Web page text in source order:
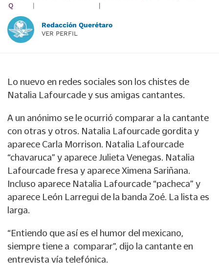
Q
|
|
Redacción Querétaro
VER PERFIL
Lo nuevo en redes sociales son los chistes de
Natalia Lafourcade y sus amigas cantantes.
A un anónimo se le ocurrió comparar a la cantante
con otras y otros. Natalia Lafourcade gordita y
aparece Carla Morrison. Natalia Lafourcade
“chavaruca” y aparece Julieta Venegas. Natalia
Lafourcade fresa y aparece Ximena Sariñana.
Incluso aparece Natalia Lafourcade “pacheca” y
aparece León Larregui de la banda Zoé. La lista es
larga.
“Entiendo que así es el humor del mexicano,
siempre tiene a comparar”, dijo la cantante en
entrevista vía telefónica.